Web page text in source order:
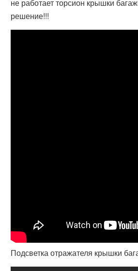
не работает торсион крышки
решение!!!
Подсветка отражателя крышки